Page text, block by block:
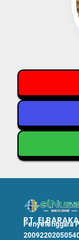
PT.
Penyelenggara